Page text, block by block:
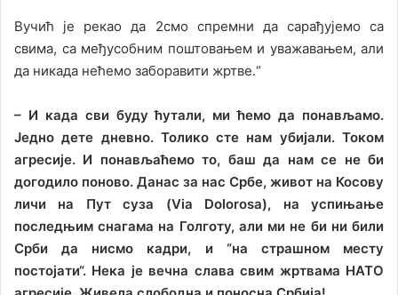
Вучић је рекао да 2смо спремни да сарађујемо са
свима, са међусобним поштовањем и уважавањем, али
да никада нећемо заборавити жртве.“
– И када сви буду ћутали, ми ћемо да понављамо.
Једно дете дневно. Толико сте нам убијали. Током
агресије. И понављаћемо то, баш да нам се не би
догодило поново. Данас за нас Србе, живот на Косову
личи на Пут суза (Via Dolorosa), на успињање
последњим снагама на Голготу, али ми не би ни били
Срби да нисмо кадри, и “на страшном месту
постојати“. Нека је вечна слава свим жртвама НАТО